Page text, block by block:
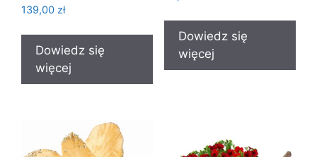
139,00 zł
Dowiedz się
więcej
Dowiedz się
więcej